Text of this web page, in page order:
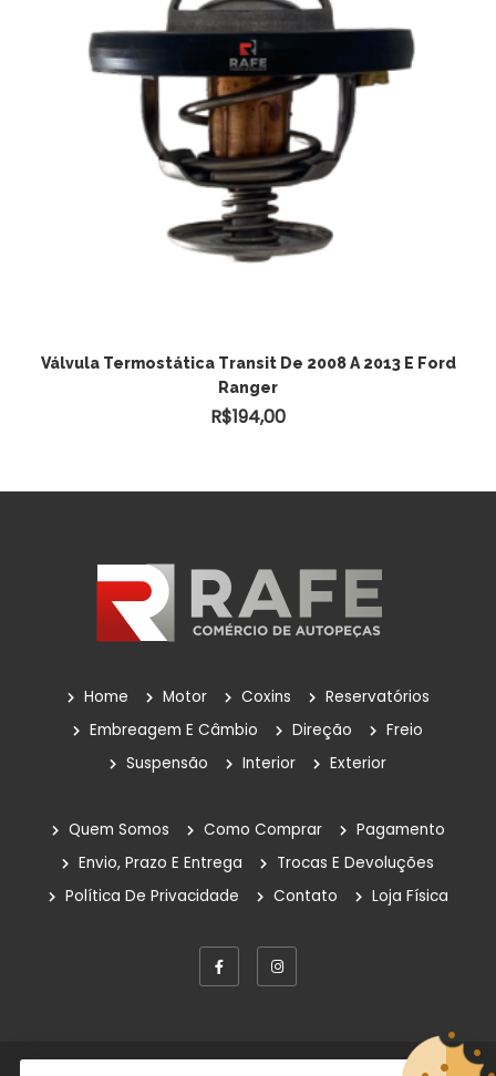
ADICIONAR AO CARRINHO
Válvula Termostática Transit De 2008 A 2013 E Ford
Ranger
R$194,00
Home Motor Coxins
Reservatórios
Embreagem E Câmbio
Direção
Freio
Suspensão
Interior Exterior
Quem Somos Como Comprar
Pagamento
Envio, Prazo E Entrega
Trocas E Devoluções
Política De Privacidade
Contato Loja Física